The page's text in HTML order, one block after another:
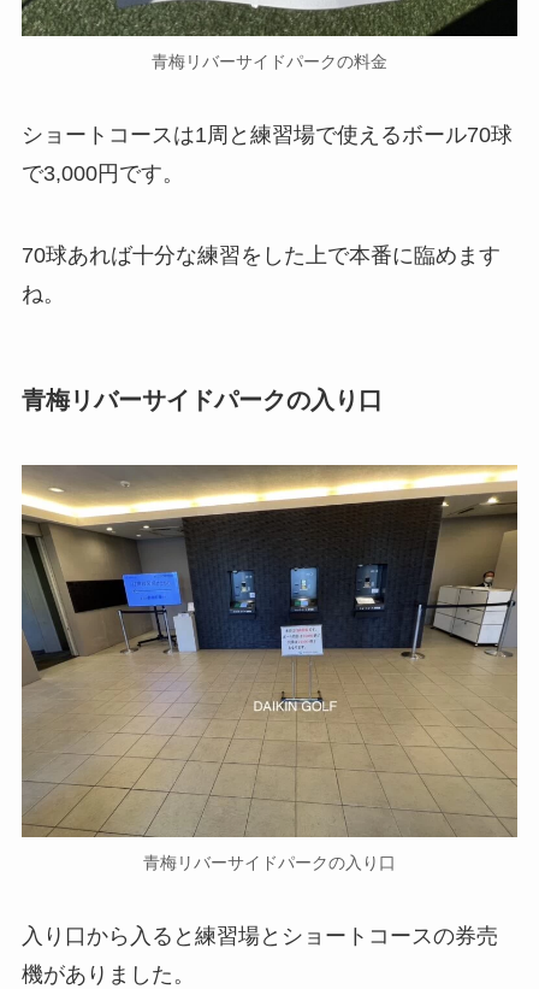
青梅リバーサイドパークの料金
ショートコースは1周と練習場で使えるボール70球
で3,000円です。
70球あれば十分な練習をした上で本番に臨めます
ね。
青梅リバーサイドパークの入り口
青梅リバーサイドパークの入り口
入り口から入ると練習場とショートコースの券売
機がありました。